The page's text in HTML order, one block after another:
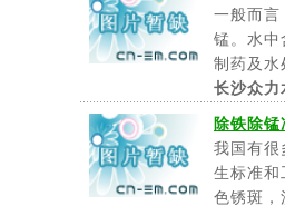
一般而言
锰。水中
制药及水
长沙众力
除铁除锰
我国有很
生标准和
色锈斑，